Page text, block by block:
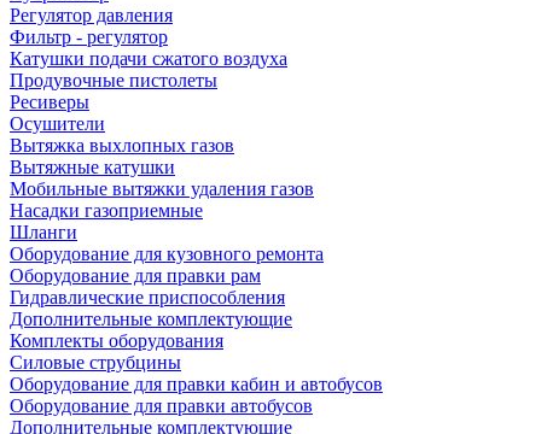
Регулятор давления
Фильтр - регулятор
Катушки подачи сжатого воздуха
Продувочные пистолеты
Ресиверы
Осушители
Вытяжка выхлопных газов
Вытяжные катушки
Мобильные вытяжки удаления газов
Насадки газоприемные
Шланги
Оборудование для кузовного ремонта
Оборудование для правки рам
Гидравлические приспособления
Дополнительные комплектующие
Комплекты оборудования
Силовые струбцины
Оборудование для правки кабин и автобусов
Оборудование для правки автобусов
Дополнительные комплектующие